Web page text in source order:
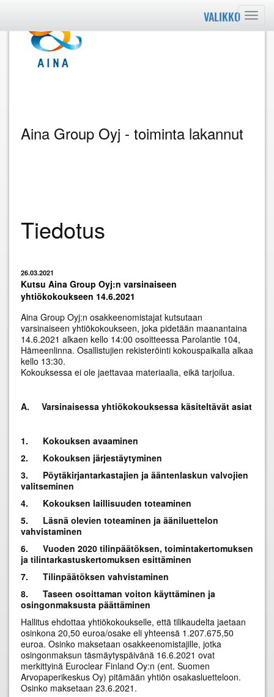
Aina Group Oyj - toiminta lakannut
VALIKKO
Tiedotus
26.03.2021
Kutsu Aina Group Oyj:n varsinaiseen
yhtiökokoukseen 14.6.2021
Aina Group Oyj:n osakkeenomistajat kutsutaan
varsinaiseen yhtiökokoukseen, joka pidetään maanantaina
14.6.2021 alkaen kello 14:00 osoitteessa Parolantie 104,
Hämeenlinna. Osallistujien rekisteröinti kokouspaikalla alkaa
kello 13:30.
Kokouksessa ei ole jaettavaa materiaalia, eikä tarjoilua.
A. Varsinaisessa yhtiökokouksessa käsiteltävät asiat
1. Kokouksen avaaminen
2. Kokouksen järjestäytyminen
3. Pöytäkirjantarkastajien ja ääntenlaskun valvojien
valitseminen
4. Kokouksen laillisuuden toteaminen
5. Läsnä olevien toteaminen ja ääniluettelon
vahvistaminen
6. Vuoden 2020 tilinpäätöksen, toimintakertomuksen
ja tilintarkastuskertomuksen esittäminen
7. Tilinpäätöksen vahvistaminen
8. Taseen osoittaman voiton käyttäminen ja
osingonmaksusta päättäminen
Hallitus ehdottaa yhtiökokoukselle, että tilikaudelta jaetaan
osinkona 20,50 euroa/osake eli yhteensä 1.207.675,50
euroa. Osinko maksetaan osakkeenomistajille, jotka
osingonmaksun täsmäytyspäivänä 16.6.2021 ovat
merkittyinä Euroclear Finland Oy:n (ent. Suomen
Arvopaperikeskus Oy) pitämään yhtiön osakasluetteloon.
Osinko maksetaan 23.6.2021.